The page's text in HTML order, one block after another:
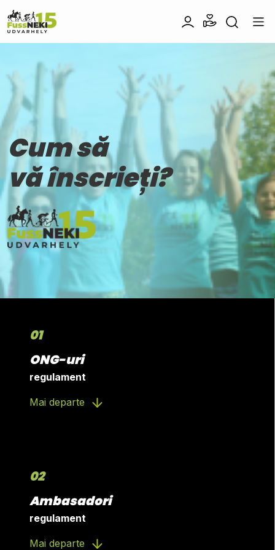
Cum să
vă înscrieți?
01
ONG-uri
regulament
Mai departe
02
Ambasadori
regulament
Mai departe
01
Regulamentul privind
organizațiile